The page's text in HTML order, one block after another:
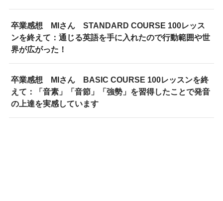
卒業感想 MIさん STANDARD COURSE 100レッス
ンを終えて：通じる英語を手に入れたので行動範囲や世
界が広がった！
卒業感想 MIさん BASIC COURSE 100レッスンを終
えて：「音素」「音節」「強勢」を習得したことで発音
の上達を実感しています